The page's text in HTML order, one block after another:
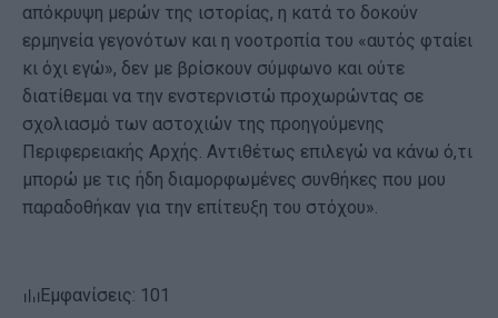
απόκρυψη μερών της ιστορίας, η κατά το δοκούν
ερμηνεία γεγονότων και η νοοτροπία του «αυτός φταίει
κι όχι εγώ», δεν με βρίσκουν σύμφωνο και ούτε
διατίθεμαι να την ενστερνιστώ προχωρώντας σε
σχολιασμό των αστοχιών της προηγούμενης
Περιφερειακής Αρχής. Αντιθέτως επιλεγώ να κάνω ό,τι
μπορώ με τις ήδη διαμορφωμένες συνθήκες που μου
παραδοθήκαν για την επίτευξη του στόχου».
Εμφανίσεις: 101